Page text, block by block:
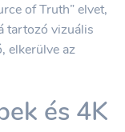
of Truth” elvet,
tartozó vizuális
elkerülve az
és 4K